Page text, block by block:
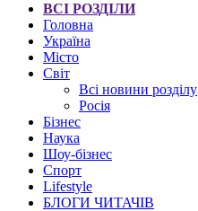
ВСІ РОЗДІЛИ
Головна
Україна
Місто
Світ
Всі новини розділу
Росія
Бізнес
Наука
Шоу-бізнес
Спорт
Lifestyle
БЛОГИ ЧИТАЧІВ